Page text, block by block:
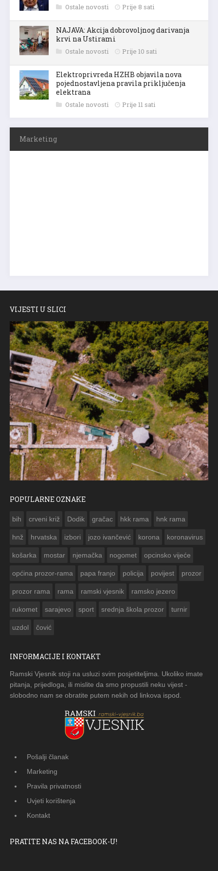
Ostale novosti Prije 8 sati
NAJAVA: Akcija dobrovoljnog darivanja
krvi na Ustirami
Ostale novosti Prije 10 sati
Elektroprivreda HZHB objavila nova
pojednostavljena pravila priključenja
elektrana
Ostale novosti Prije 11 sati
Marketing
VIJESTI U SLICI
POPULARNE OZNAKE
bih crveni križ Dodik gračac hkk rama hnk rama
hnž hrvatska izbori jozo ivančević korona koronavirus
košarka mostar njemačka nogomet opcinsko vijeće
općina prozor-rama papa franjo policija povijest prozor
prozor rama rama ramski vjesnik ramsko jezero
rukomet sarajevo sport srednja škola prozor turnir
uzdol čović
INFORMACIJE I KONTAKT
Ramski Vjesnik stoji na usluzi svim posjetiteljima. Ukoliko imate
pitanja, prijedloga, ili mislite da smo propustili neku vijest -
slobodno nam se obratite putem nekih od linkova ispod.
Pošalji članak
Marketing
Pravila privatnosti
Uvjeti korištenja
Kontakt
PRATITE NAS NA FACEBOOK-U!